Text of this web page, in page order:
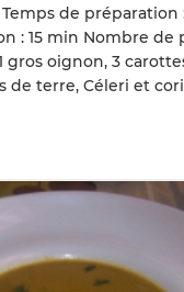
de préparation
: 15 min Nombre de
gros oignon, 3
de terre, Céleri et